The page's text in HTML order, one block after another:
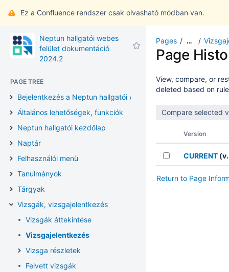
Ez a Confluence rendszer csak olvasható módban van.
Neptun hallgatói webes
felület dokumentáció
2024.2
PAGE TREE
Bejelentkezés a Neptun hallgatói webes felületre
Általános lehetőségek, funkciók
Neptun hallgatói kezdőlap
Naptár
Felhasználói menü
Tanulmányok
Tárgyak
Vizsgák, vizsgajelentkezés
Vizsgák áttekintése
Vizsgajelentkezés
Vizsga részletek
Felvett vizsgák
Pages …
Page
View, compare, or
deleted based on
Version
CURRENT
Return to Page